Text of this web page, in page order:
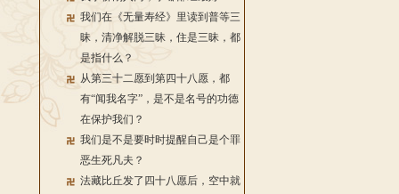
我们在《无量寿经》里读到普等三
昧，清净解脱三昧，住是三昧，都
是指什么？
从第三十二愿到第四十八愿，都
有“闻我名字”，是不是名号的功德
在保护我们？
我们是不是要时时提醒自己是个罪
恶生死凡夫？
法藏比丘发了四十八愿后，空中就